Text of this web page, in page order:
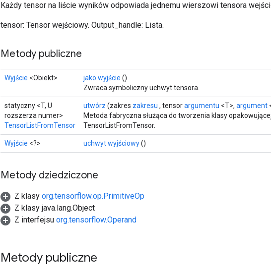
Każdy tensor na liście wyników odpowiada jednemu wierszowi tensora
tensor: Tensor wejściowy. Output_handle: Lista.
Metody publiczne
Wyjście <Obiekt> jako wyjście ()
Zwraca symboliczny uchwyt tensora.
statyczny <T, U
rozszerza numer>
TensorListFromTensor
utwórz (zakres zakresu , tensorargumentu <T>, argument
Metoda fabryczna służąca do tworzenia klasy
TensorListFromTensor.
Wyjście <?> uchwyt wyjściowy()
Metody dziedziczone
Z klasy org.tensorflow.op.PrimitiveOp
Z klasy java.lang.Object
Z interfejsu org.tensorflow.Operand
Metody publiczne